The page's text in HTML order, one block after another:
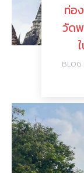
ท่อ
วัด